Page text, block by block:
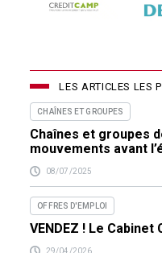
LES ARTICLES LES
CHAÎNES ET GROUPES
Chaînes et groupes
mouvements avant
08/07/2025
OFFRES D'EMPLOI
VENDEZ ! Le Cabinet
29/04/2026